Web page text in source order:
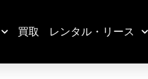
買取 レンタル・リース